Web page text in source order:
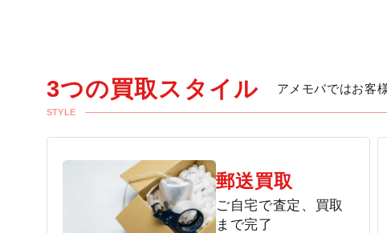
3つの買取スタイル
STYLE
アメモバではお客
郵送買取
ご自宅で査定、買取
まで完了